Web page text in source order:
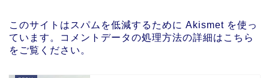
このサイトはスパムを低減するために Akismet を使っ
ています。
コメントデータの処理方法の詳細はこちら
をご覧ください 。